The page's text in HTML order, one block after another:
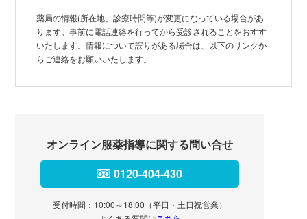
薬局の情報(所在地、診療時間等)が変更になっている場合があ
ります。事前に電話連絡を行ってから受診されることをおすす
いたします。情報について誤りがある場合は、以下のリンクか
らご連絡をお願いいたします。
オンライン服薬指導に関する問い合せ
0120-404-430
受付時間：10:00～18:00（平日・土日祝営業）